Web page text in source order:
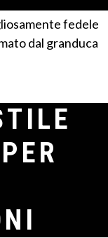
fedele
dal granduca